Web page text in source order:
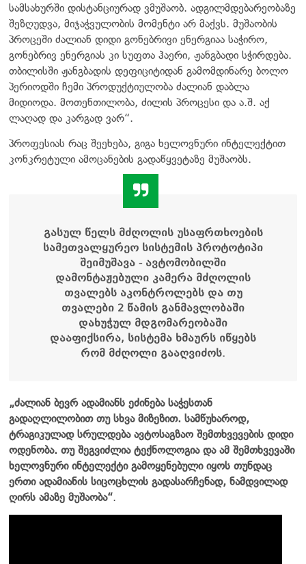
სამსახურში დისტანციურად ვმუშაობ. ადგილმდებარეობაზე
შეზღუდვა, მიჯაჭვულობის მომენტი არ მაქვს. მუშაობის
პროცეში ძალიან დიდი გონებრივი ენერგიაა საჭირო,
გონებრივ ენერგიას კი სუფთა ჰაერი, ჟანგბადი სჭირდება.
თბილისში ჟანგბადის დეფიციტიდან გამომდინარე ბოლო
პერიოდში ჩემი პროდუქტიულობა ძალიან დაბლა
მიდიოდა. მოთენთილობა, ძილის პროცესი და ა.შ. აქ
ლაღად და კარგად ვარ“.
პროფესიას რაც შეეხება, გიგა ხელოვნური ინტელექტით
კონკრეტული ამოცანების გადაწყვეტაზე მუშაობს.
გასულ წელს მძღოლის უსაფრთხოების
სამეთვალყურეო სისტემის პროტოტიპი
შეიმუშავა - ავტომობილში
დამონტაჟებული კამერა მძღოლის
თვალებს აკონტროლებს და თუ
თვალები 2 წამის განმავლობაში
დახუჭულ მდგომარეობაში
დააფიქსირა, სისტემა ხმაურს იწყებს
რომ მძღოლი გააღვიძოს.
„ძალიან ბევრ ადამიანს ეძინება საჭესთან
გადაღლილობით თუ სხვა მიზეზით. სამწუხაროდ,
ტრაგიკულად სრულდება ავტოსაგზაო შემთხვევების დიდი
ოდენობა. თუ შეგვიძლია ტექნოლოგია და ამ შემთხვევაში
ხელოვნური ინტელექტი გამოყენებული იყოს თუნდაც
ერთი ადამიანის სიცოცხლის გადასარჩენად, ნამდვილად
ღირს ამაზე მუშაობა“.